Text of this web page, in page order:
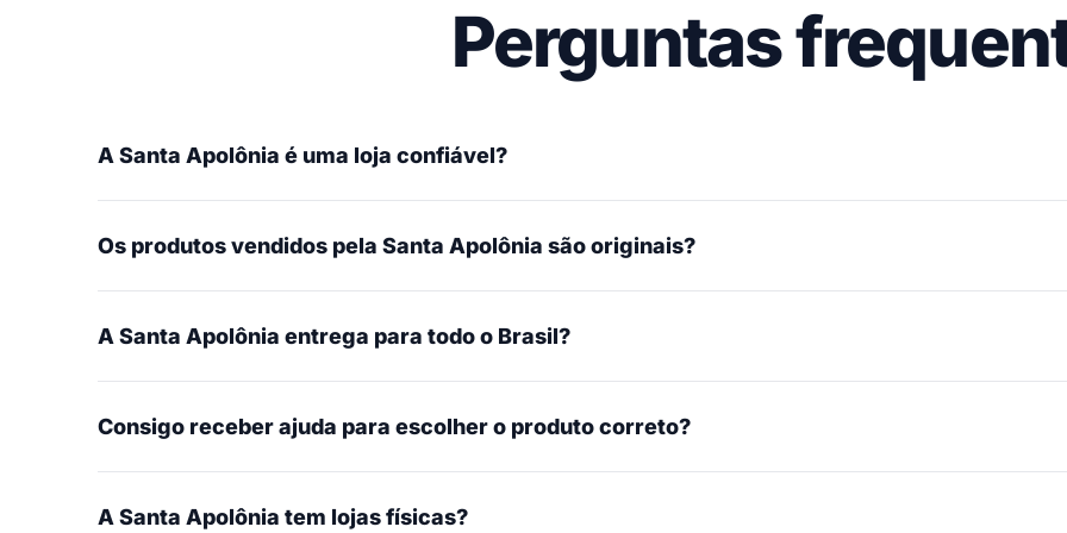
Perguntas
A Santa Apolônia é uma loja confiável?
Os produtos vendidos pela Santa Apolônia são originais?
A Santa Apolônia entrega para todo o Brasil?
Consigo receber ajuda para escolher o produto correto?
A Santa Apolônia tem lojas físicas?